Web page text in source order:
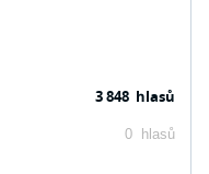
3 848 hlasů
0 hlasů